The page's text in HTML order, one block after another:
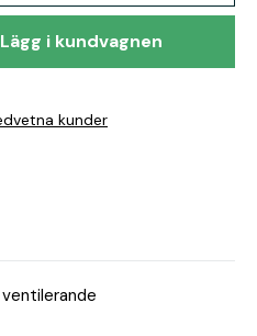
Lägg i kundvagnen
kunder